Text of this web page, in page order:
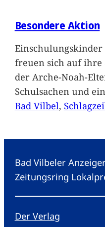
Besondere Aktion
freuen sich auf ihre
der Arche-Noah-
Schulsachen und
Bad Vilbel,
Bad Vilbeler
Zeitungsring
Der Verlag